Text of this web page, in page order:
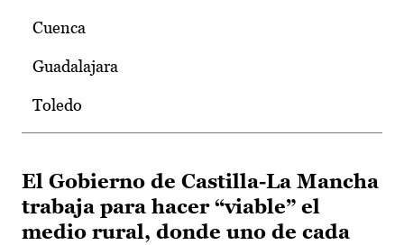
Cuenca
Guadalajara
Toledo
El Gobierno de Castilla-La Mancha
trabaja para hacer “viable” el
medio rural, donde uno de cada